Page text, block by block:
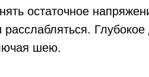
остаточное
шею.